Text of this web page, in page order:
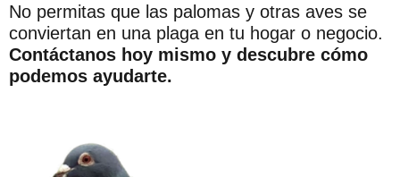
No permitas que las palomas y otras aves se
conviertan en una plaga en tu hogar o negocio.
Contáctanos hoy mismo y descubre cómo
podemos ayudarte.